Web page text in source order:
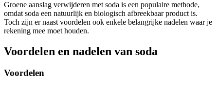
Groene aanslag verwijderen met soda is een populaire methode,
omdat soda een natuurlijk en biologisch afbreekbaar product is.
Toch zijn er naast voordelen ook enkele belangrijke nadelen waar je
rekening mee moet houden.
Voordelen en nadelen van soda
Voordelen